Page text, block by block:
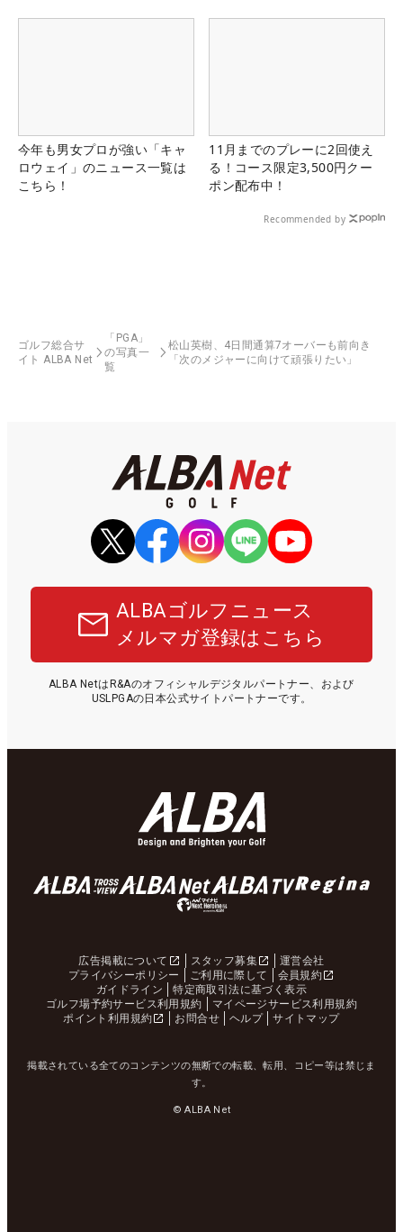
今年も男女プロが強い「キャ
ロウェイ」のニュース一覧は
こちら！
11月までのプレーに2回使え
る！コース限定3,500円クー
ポン配布中！
Recommended by
ゴルフ総合サ
イト ALBA Net
「PGA」
の写真一
覧
松山英樹、4日間通算7オーバーも前向き
「次のメジャーに向けて頑張りたい」
ALBAゴルフニュース
メルマガ登録はこちら
ALBA NetはR&Aのオフィシャルデジタルパートナー、および
USLPGAの日本公式サイトパートナーです。
広告掲載について スタッフ募集
運営会社
プライバシーポリシー
ご利用に際して
会員規約
ガイドライン
特定商取引法に基づく表示
ゴルフ場予約サービス利用規約
マイページサービス利用規約
ポイント利用規約
お問合せ ヘルプ サイトマップ
掲載されている全てのコンテンツの無断での転載、転用、コピー等は禁じま
す。
© ALBA Net